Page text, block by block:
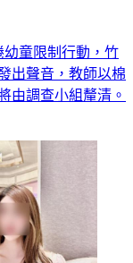
童限制行動，竹
出聲音，教師以棉
由調查小組釐清。